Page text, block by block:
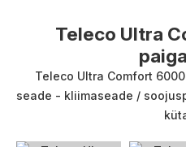
Teleco Ultra
Teleco Ultra Comfort
seade - kliimaseade /